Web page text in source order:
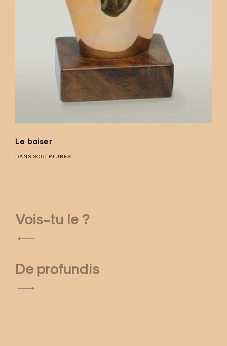
Le baiser
DANS SCULPTURES
N
a
v
Vois-tu le ?
De profundis